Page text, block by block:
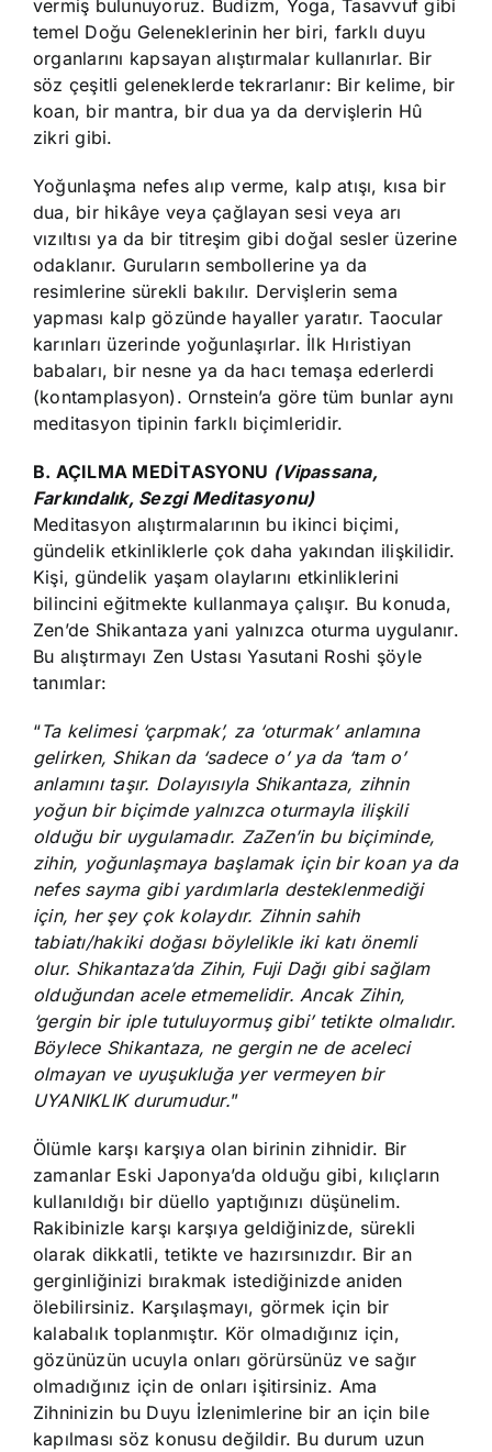
vermiş bulunuyoruz. Budizm, Yoga, Tasavvuf gibi
temel Doğu Geleneklerinin her biri, farklı duyu
organlarını kapsayan alıştırmalar kullanırlar. Bir
söz çeşitli geleneklerde tekrarlanır: Bir kelime, bir
koan, bir mantra, bir dua ya da dervişlerin Hû
zikri gibi.
Yoğunlaşma nefes alıp verme, kalp atışı, kısa bir
dua, bir hikâye veya çağlayan sesi veya arı
vızıltısı ya da bir titreşim gibi doğal sesler üzerine
odaklanır. Guruların sembollerine ya da
resimlerine sürekli bakılır. Dervişlerin sema
yapması kalp gözünde hayaller yaratır. Taocular
karınları üzerinde yoğunlaşırlar. İlk Hıristiyan
babaları, bir nesne ya da hacı temaşa ederlerdi
(kontamplasyon). Ornstein’a göre tüm bunlar aynı
meditasyon tipinin farklı biçimleridir.
B. AÇILMA MEDİTASYONU (Vipassana,
Farkındalık, Sezgi Meditasyonu)
Meditasyon alıştırmalarının bu ikinci biçimi,
gündelik etkinliklerle çok daha yakından ilişkilidir.
Kişi, gündelik yaşam olaylarını etkinliklerini
bilincini eğitmekte kullanmaya çalışır. Bu konuda,
Zen’de Shikantaza yani yalnızca oturma uygulanır.
Bu alıştırmayı Zen Ustası Yasutani Roshi şöyle
tanımlar:
“Ta kelimesi ‘çarpmak’, za ‘oturmak’ anlamına
gelirken, Shikan da ‘sadece o’ ya da ‘tam o’
anlamını taşır. Dolayısıyla Shikantaza, zihnin
yoğun bir biçimde yalnızca oturmayla ilişkili
olduğu bir uygulamadır. ZaZen’in bu biçiminde,
zihin, yoğunlaşmaya başlamak için bir koan ya da
nefes sayma gibi yardımlarla desteklenmediği
için, her şey çok kolaydır. Zihnin sahih
tabiatı/hakiki doğası böylelikle iki katı önemli
olur. Shikantaza’da Zihin, Fuji Dağı gibi sağlam
olduğundan acele etmemelidir. Ancak Zihin,
‘gergin bir iple tutuluyormuş gibi’ tetikte olmalıdır.
Böylece Shikantaza, ne gergin ne de aceleci
olmayan ve uyuşukluğa yer vermeyen bir
UYANIKLIK durumudur.”
Ölümle karşı karşıya olan birinin zihnidir. Bir
zamanlar Eski Japonya’da olduğu gibi, kılıçların
kullanıldığı bir düello yaptığınızı düşünelim.
Rakibinizle karşı karşıya geldiğinizde, sürekli
olarak dikkatli, tetikte ve hazırsınızdır. Bir an
gerginliğinizi bırakmak istediğinizde aniden
ölebilirsiniz. Karşılaşmayı, görmek için bir
kalabalık toplanmıştır. Kör olmadığınız için,
gözünüzün ucuyla onları görürsünüz ve sağır
olmadığınız için de onları işitirsiniz. Ama
Zihninizin bu Duyu İzlenimlerine bir an için bile
kapılması söz konusu değildir. Bu durum uzun